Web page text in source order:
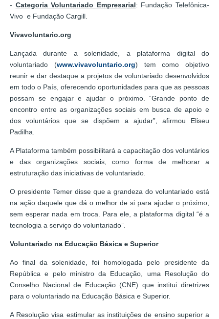
- Categoria Voluntariado Empresarial: Fundação Telefônica-
Vivo e Fundação Cargill.
Vivavoluntario.org
Lançada durante a solenidade, a plataforma digital do
voluntariado (www.vivavoluntario.org) tem como objetivo
reunir e dar destaque a projetos de voluntariado desenvolvidos
em todo o País, oferecendo oportunidades para que as pessoas
possam se engajar e ajudar o próximo. “Grande ponto de
encontro entre as organizações sociais em busca de apoio e
dos voluntários que se dispõem a ajudar”, afirmou Eliseu
Padilha.
A Plataforma também possibilitará a capacitação dos voluntários
e das organizações sociais, como forma de melhorar a
estruturação das iniciativas de voluntariado.
O presidente Temer disse que a grandeza do voluntariado está
na ação daquele que dá o melhor de si para ajudar o próximo,
sem esperar nada em troca. Para ele, a plataforma digital “é a
tecnologia a serviço do voluntariado”.
Voluntariado na Educação Básica e Superior
Ao final da solenidade, foi homologada pelo presidente da
República e pelo ministro da Educação, uma Resolução do
Conselho Nacional de Educação (CNE) que institui diretrizes
para o voluntariado na Educação Básica e Superior.
A Resolução visa estimular as instituições de ensino superior a